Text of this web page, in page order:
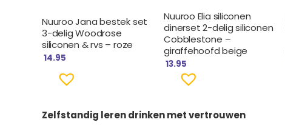
Nuuroo Jana bestek set
3-delig Woodrose
siliconen & rvs – roze
14.95
Nuuroo Elia siliconen
dinerset 2-delig siliconen
Cobblestone –
giraffehoofd beige
13.95
Zelfstandig leren drinken met vertrouwen